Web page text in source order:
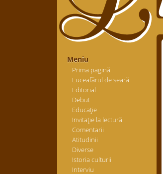
Meniu
Prima pagină
Luceafărul de seară
Editorial
Debut
Educaţie
Invitaţie la lectură
Comentarii
Atitudinii
Diverse
Istoria culturii
Interviu